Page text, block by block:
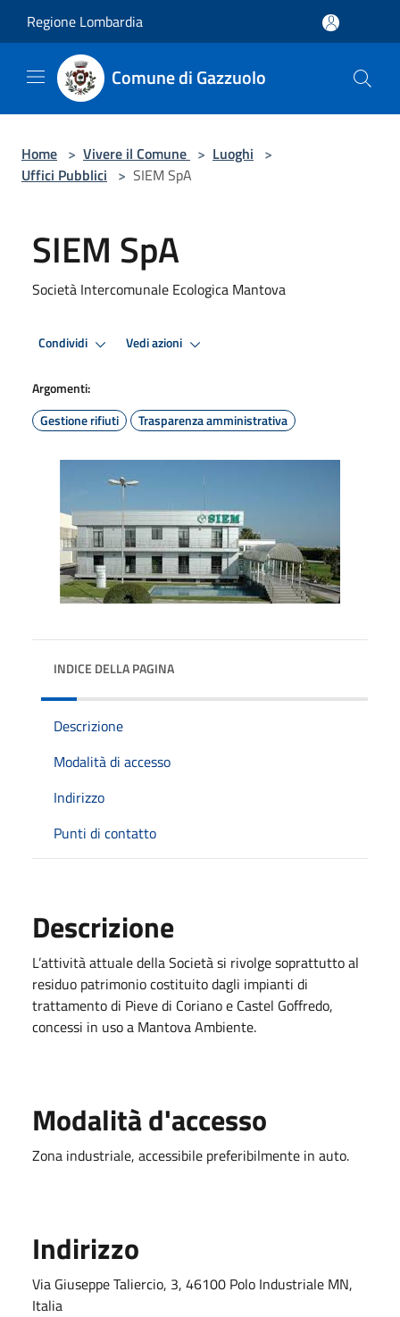
Regione Lombardia
Comune di Gazzuolo
Home > Vivere il Comune > Luoghi >
Uffici Pubblici > SIEM SpA
SIEM SpA
Società Intercomunale Ecologica Mantova
Condividi Vedi azioni
Argomenti:
Gestione rifiuti
Trasparenza amministrativa
INDICE DELLA PAGINA
Descrizione
Modalità di accesso
Indirizzo
Punti di contatto
Descrizione
L’attività attuale della Società si rivolge soprattutto al
residuo patrimonio costituito dagli impianti di
trattamento di Pieve di Coriano e Castel Goffredo,
concessi in uso a Mantova Ambiente.
Modalità d'accesso
Zona industriale, accessibile preferibilmente in auto.
Indirizzo
Via Giuseppe Taliercio, 3, 46100 Polo Industriale MN,
Italia